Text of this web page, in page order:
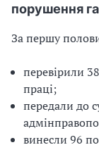
порушення
За першу
перевірили
праці;
передали до
винесли 96